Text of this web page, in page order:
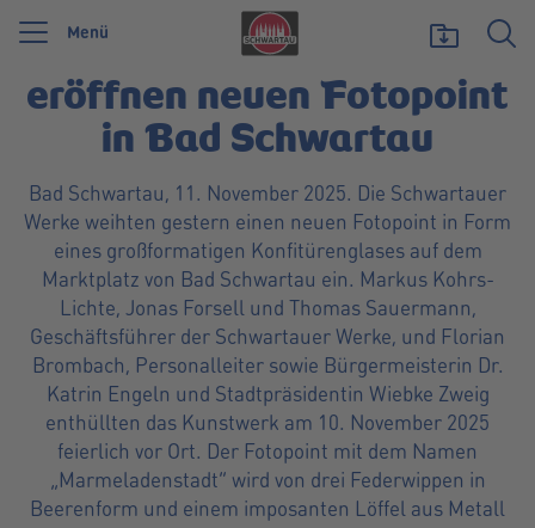
Wir feiern 125 Jahre Schwartauer Werke. Wir möchten etwas zurückgeben und
Menü
Bad Schwartau, 12. November 2025
Schwartauer Werke
eröffnen neuen Fotopoint
in Bad Schwartau
Bad Schwartau, 11. November 2025. Die Schwartauer
Werke weihten gestern einen neuen Fotopoint in Form
eines großformatigen Konfitürenglases auf dem
Marktplatz von Bad Schwartau ein. Markus Kohrs-
Lichte, Jonas Forsell und Thomas Sauermann,
Geschäftsführer der Schwartauer Werke, und Florian
Brombach, Personalleiter sowie Bürgermeisterin Dr.
Katrin Engeln und Stadtpräsidentin Wiebke Zweig
enthüllten das Kunstwerk am 10. November 2025
feierlich vor Ort. Der Fotopoint mit dem Namen
„Marmeladenstadt” wird von drei Federwippen in
Beerenform und einem imposanten Löffel aus Metall